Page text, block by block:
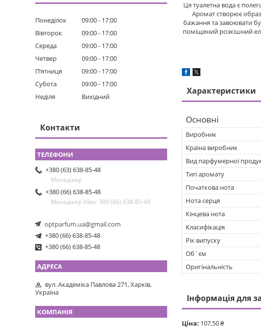
Ця туалетна вода є
Аромат створює
бажання та завоювати
поміщений розкішний
Характеристики
Основні
Виробник
Країна виробник
Вид парфумерної
Тип аромату
Початкова нота
Нота серця
Кінцева нота
Класифікація
Рік випуску
Об`єм
Оригінальність
Інформація для
Ціна: 107,50 ₴
Понеділок 09:00
17:00
Вівторок
09:00
17:00
Середа
09:00
17:00
Четвер
09:00
17:00
Пʼятниця
09:00
17:00
Субота
09:00
17:00
Неділя
Вихідний
Контакти
+380 (63) 638-85-48
Менеджер
+380 (66) 638-85-48
Менеджер Viber 380 (66) 638-85-48
optparfum.ua@gmail.com
+380 (66) 638-85-48
+380 (66) 638-85-48
вул. Академіка Павлова 271, Харків,
Україна